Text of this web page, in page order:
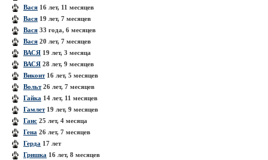
Вася 16 лет, 11 месяцев
Вася 19 лет, 7 месяцев
Вася 33 года, 6 месяцев
Вася 20 лет, 7 месяцев
ВАСЯ 19 лет, 3 месяца
ВАСЯ 28 лет, 9 месяцев
Виконт16 лет, 5 месяцев
Вольт26 лет, 7 месяцев
Гайка 14 лет, 11 месяцев
Гамлет19 лет, 9 месяцев
Ганс 25 лет, 4 месяца
Гена 26 лет, 7 месяцев
Герда 17 лет
Гришка 16 лет, 8 месяцев